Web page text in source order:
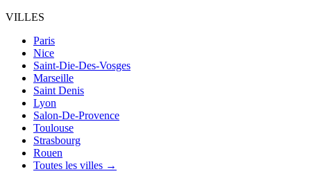
VILLES
Paris
Nice
Saint-Die-Des-Vosges
Marseille
Saint Denis
Lyon
Salon-De-Provence
Toulouse
Strasbourg
Rouen
Toutes les villes →